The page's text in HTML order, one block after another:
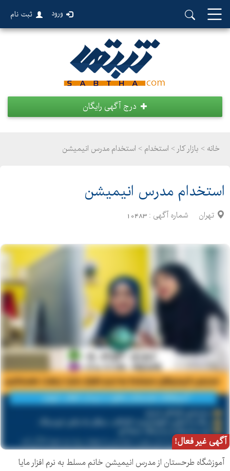
ورود ثبت نام
درج آگهی رایگان
خانه > بازار کار > استخدام > استخدام مدرس انیمیشن
استخدام مدرس انیمیشن
تهران شماره آگهی : 10483
آگهی غیر فعال!
‌آموزشگاه طرحستان از مدرس انیمیشن خانم مسلط به نرم افزار مایا